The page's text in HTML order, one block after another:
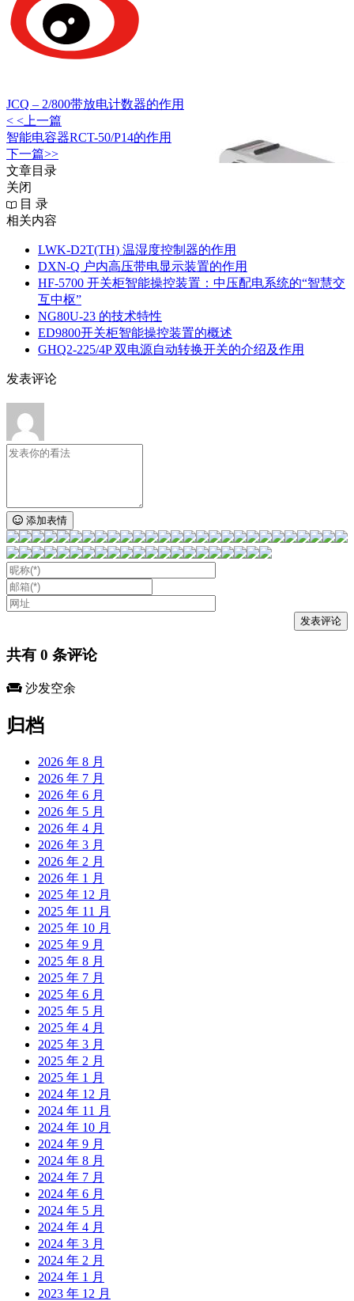
JCQ – 2/800带放电计数器的作用
< <上一篇
智能电容器RCT-50/P14的作用
下一篇>>
文章目录
关闭
目 录
相关内容
LWK‑D2T(TH) 温湿度控制器的作用
DXN‑Q 户内高压带电显示装置的作用
HF-5700 开关柜智能操控装置：中压配电系统的“智慧交
互中枢”
NG80U-23 的技术特性
ED9800开关柜智能操控装置的概述
GHQ2-225/4P 双电源自动转换开关的介绍及作用
发表评论
添加表情
共有 0 条评论
沙发空余
归档
2026 年 8 月
2026 年 7 月
2026 年 6 月
2026 年 5 月
2026 年 4 月
2026 年 3 月
2026 年 2 月
2026 年 1 月
2025 年 12 月
2025 年 11 月
2025 年 10 月
2025 年 9 月
2025 年 8 月
2025 年 7 月
2025 年 6 月
2025 年 5 月
2025 年 4 月
2025 年 3 月
2025 年 2 月
2025 年 1 月
2024 年 12 月
2024 年 11 月
2024 年 10 月
2024 年 9 月
2024 年 8 月
2024 年 7 月
2024 年 6 月
2024 年 5 月
2024 年 4 月
2024 年 3 月
2024 年 2 月
2024 年 1 月
2023 年 12 月